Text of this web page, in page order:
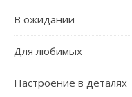
В ожидании
Для любимых
Настроение в деталях